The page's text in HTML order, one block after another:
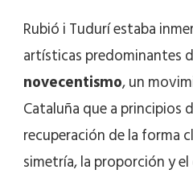
Rubió i Tudurí estaba
artísticas predominantes
novecentismo, un
Cataluña que a principios
recuperación de la forma
simetría, la proporción y